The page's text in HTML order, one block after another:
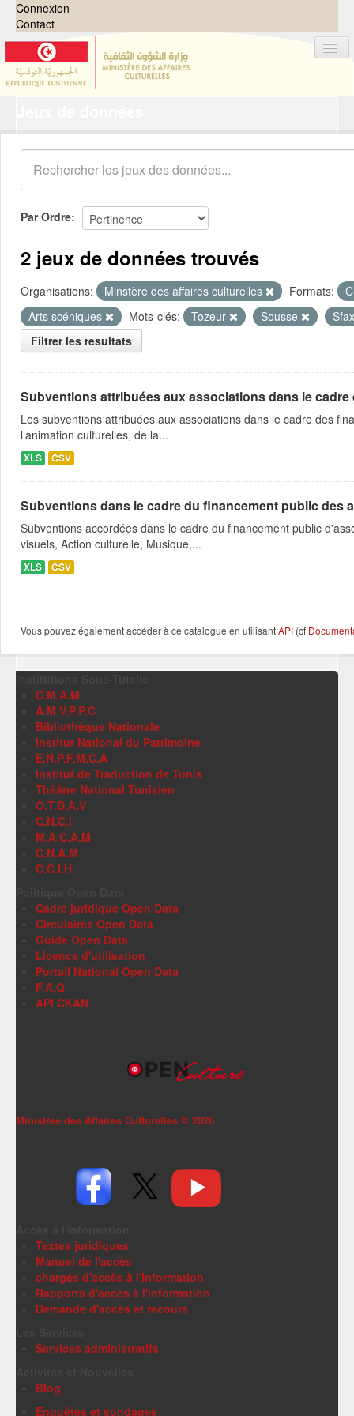
Connexion
Contact
Organisations
Groupes
Demandes 0
À propos
Par Ordre
2 jeux de données trouvés
Organisations: Minstère des affaires culturelles Formats:
Arts scéniques
Mots-clés: Tozeur Sousse
Filtrer les resultats
Subventions attribuées aux associations dans le
Les subventions attribuées aux associations dans le cadre des
l’animation culturelles, de la...
XLS CSV
Subventions dans le cadre du financement public des
Subventions accordées dans le cadre du financement public
visuels, Action culturelle, Musique,...
XLS CSV
Vous pouvez également accéder à ce catalogue en utilisantAPI (cf
C.M.A.M
A.M.V.P.P.C
Bibliothèque Nationale
Institut National du Patrimoine
E.N.P.F.M.C.A
Institut de Traduction de Tunis
Théâtre National Tunisien
O.T.D.A.V
C.N.C.I
M.A.C.A.M
C.N.A.M
C.C.I.H
Cadre juridique Open Data
Circulaires Open Data
Guide Open Data
Licence d'utilisation
Portail National Open Data
F.A.Q
API CKAN
Ministère des Affaires Culturelles © 2026
Textes juridiques
Manuel de l'accès
chargés d'accès à l'information
Rapports d'accès à l'information
Demande d'accès et recours
Services administratifs
Blog
Enquêtes et sondages